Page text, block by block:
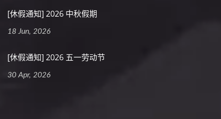
[休假通知] 2026 中秋假期
18 Jun, 2026
[休假通知] 2026 五一劳动节
30 Apr, 2026